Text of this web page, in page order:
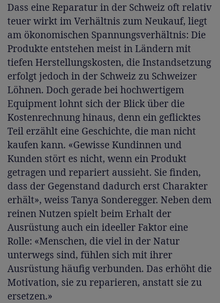
Dass eine Reparatur in der Schweiz oft relativ
teuer wirkt im Verhältnis zum Neukauf, liegt
am ökonomischen Spannungsverhältnis: Die
Produkte entstehen meist in Ländern mit
tiefen Herstellungskosten, die Instandsetzung
erfolgt jedoch in der Schweiz zu Schweizer
Löhnen. Doch gerade bei hochwertigem
Equipment lohnt sich der Blick über die
Kostenrechnung hinaus, denn ein geflicktes
Teil erzählt eine Geschichte, die man nicht
kaufen kann. «Gewisse Kundinnen und
Kunden stört es nicht, wenn ein Produkt
getragen und repariert aussieht. Sie finden,
dass der Gegenstand dadurch erst Charakter
erhält», weiss Tanya Sonderegger. Neben dem
reinen Nutzen spielt beim Erhalt der
Ausrüstung auch ein ideeller Faktor eine
Rolle: «Menschen, die viel in der Natur
unterwegs sind, fühlen sich mit ihrer
Ausrüstung häufig verbunden. Das erhöht die
Motivation, sie zu reparieren, anstatt sie zu
ersetzen.»